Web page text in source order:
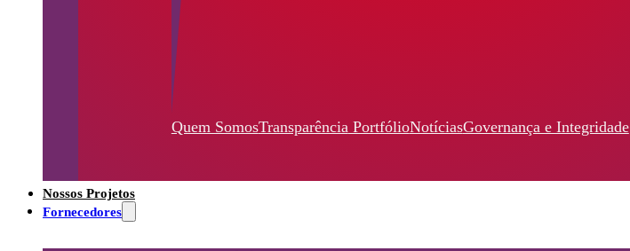
Quem SomosTransparência PortfólioNotíciasGovernança e Integridade
Nossos Projetos
Fornecedores